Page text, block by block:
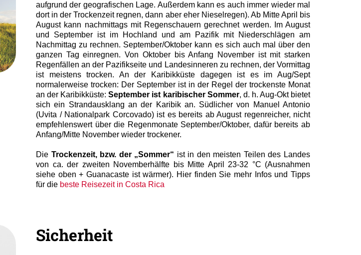
aufgrund der geografischen Lage. Außerdem kann es auch immer wieder mal
dort in der Trockenzeit regnen, dann aber eher Nieselregen). Ab Mitte April bis
August kann nachmittags mit Regenschauern gerechnet werden. Im August
und September ist im Hochland und am Pazifik mit Niederschlägen am
Nachmittag zu rechnen. September/Oktober kann es sich auch mal über den
ganzen Tag einregnen. Von Oktober bis Anfang November ist mit starken
Regenfällen an der Pazifikseite und Landesinneren zu rechnen, der Vormittag
ist meistens trocken. An der Karibikküste dagegen ist es im Aug/Sept
normalerweise trocken: Der September ist in der Regel der trockenste Monat
an der Karibikküste:September ist karibischer Sommer, d. h. Aug-Okt bietet
sich ein Strandausklang an der Karibik an. Südlicher von Manuel Antonio
(Uvita / Nationalpark Corcovado) ist es bereits ab August regenreicher, nicht
empfehlenswert über die Regenmonate September/Oktober, dafür bereits ab
Anfang/Mitte November wieder trockener.
Die Trockenzeit, bzw. der „Sommer“ ist in den meisten Teilen des Landes
von ca. der zweiten Novemberhälfte bis Mitte April 23-32 °C (Ausnahmen
siehe oben + Guanacaste ist wärmer). Hier finden Sie mehr Infos und Tipps
für die beste Reisezeit in Costa Rica
Sicherheit